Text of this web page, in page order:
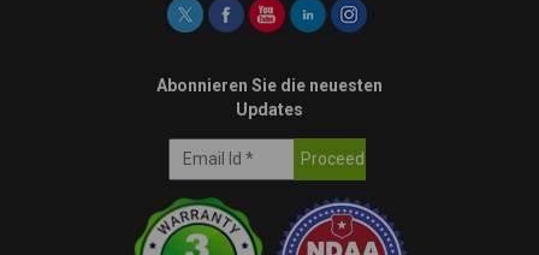
Abonnieren Sie die neuesten
Updates